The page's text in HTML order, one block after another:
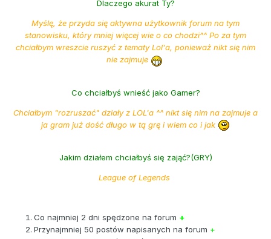
Dlaczego akurat Ty?
Myślę, że przyda się aktywna użytkownik forum na tym
stanowisku, który mniej więcej wie o co chodzi^^ Po za tym
chciałbym wreszcie ruszyć z tematy Lol'a, ponieważ nikt się nim
nie zajmuje
Co chciałbyś wnieść jako Gamer?
Chciałbym "rozruszać" działy z LOL'a ^^ nikt się nim na zajmuje a
ja gram już dość długo w tą grę i wiem co i jak
Jakim działem chciałbyś się zająć?(GRY)
League of Legends
Co najmniej 2 dni spędzone na forum +
Przynajmniej 50 postów napisanych na forum +